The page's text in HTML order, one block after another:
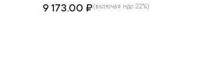
9 173.00 ₽(включая ндс 22%)